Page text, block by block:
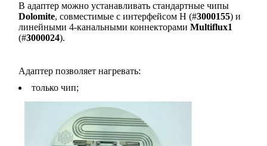
В адаптер можно устанавливать стандартные чипы
Dolomite, совместимые с интерфейсом H (#3000155) и
линейными 4-канальными коннекторами Multiflux1
(#3000024).
Адаптер позволяет нагревать:
только чип;